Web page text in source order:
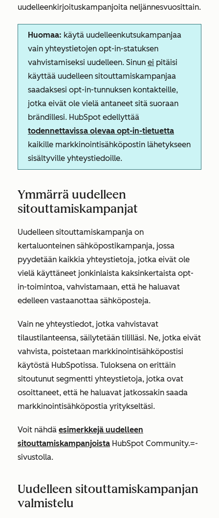
uudelleenkirjoituskampanjoita neljännesvuosittain.
Huomaa: käytä uudelleenkutsukampanjaa
vain yhteystietojen opt-in-statuksen
vahvistamiseksi uudelleen. Sinun ei pitäisi
käyttää uudelleen sitouttamiskampanjaa
saadaksesi opt-in-tunnuksen kontakteille,
jotka eivät ole vielä antaneet sitä suoraan
brändillesi. HubSpot edellyttää
todennettavissa olevaa opt-in-tietuetta
kaikille markkinointisähköpostin lähetykseen
sisältyville yhteystiedoille.
Ymmärrä uudelleen
sitouttamiskampanjat
Uudelleen sitouttamiskampanja on
kertaluonteinen sähköpostikampanja, jossa
pyydetään kaikkia yhteystietoja, jotka eivät ole
vielä käyttäneet jonkinlaista kaksinkertaista opt-
in-toimintoa, vahvistamaan, että he haluavat
edelleen vastaanottaa sähköposteja.
Vain ne yhteystiedot, jotka vahvistavat
tilaustilanteensa, säilytetään tililläsi. Ne, jotka eivät
vahvista, poistetaan markkinointisähköpostisi
käytöstä HubSpotissa. Tuloksena on erittäin
sitoutunut segmentti yhteystietoja, jotka ovat
osoittaneet, että he haluavat jatkossakin saada
markkinointisähköpostia yritykseltäsi.
Voit nähdä esimerkkejä uudelleen
sitouttamiskampanjoista HubSpot Community.=-
sivustolla.
Uudelleen sitouttamiskampanjan
valmistelu